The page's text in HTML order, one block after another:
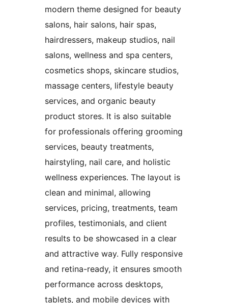
modern theme designed for beauty
salons, hair salons, hair spas,
hairdressers, makeup studios, nail
salons, wellness and spa centers,
cosmetics shops, skincare studios,
massage centers, lifestyle beauty
services, and organic beauty
product stores. It is also suitable
for professionals offering grooming
services, beauty treatments,
hairstyling, nail care, and holistic
wellness experiences. The layout is
clean and minimal, allowing
services, pricing, treatments, team
profiles, testimonials, and client
results to be showcased in a clear
and attractive way. Fully responsive
and retina-ready, it ensures smooth
performance across desktops,
tablets, and mobile devices with